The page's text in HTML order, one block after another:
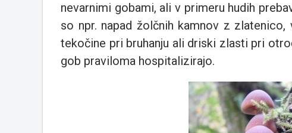
nevarnimi gobami, ali v primeru hudih
so npr. napad žolčnih kamnov z
tekočine pri bruhanju ali driski zlasti pri
gob praviloma hospitalizirajo.